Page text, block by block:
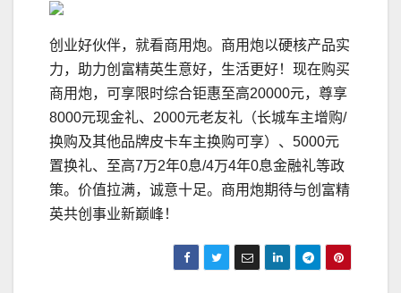
创业好伙伴，就看商用炮。商用炮以硬核产品实
力，助力创富精英生意好，生活更好！现在购买
商用炮，可享限时综合钜惠至高20000元，尊享
8000元现金礼、2000元老友礼（长城车主增购/
换购及其他品牌皮卡车主换购可享）、5000元
置换礼、至高7万2年0息/4万4年0息金融礼等政
策。价值拉满，诚意十足。商用炮期待与创富精
英共创事业新巅峰！